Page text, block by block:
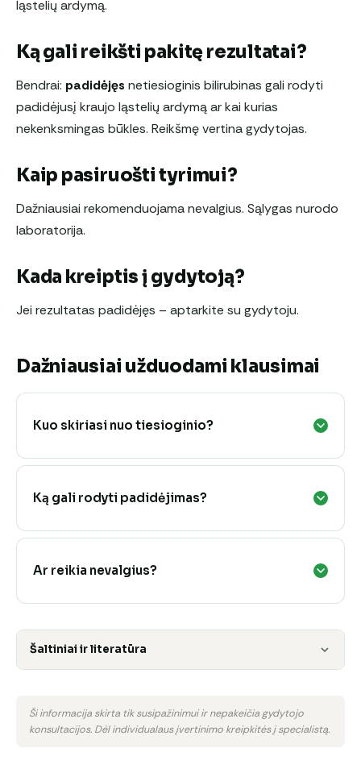
ląstelių ardymą.
Ką gali reikšti pakitę rezultatai?
Bendrai: padidėjęs netiesioginis bilirubinas gali rodyti
padidėjusį kraujo ląstelių ardymą ar kai kurias
nekenksmingas būkles. Reikšmę vertina gydytojas.
Kaip pasiruošti tyrimui?
Dažniausiai rekomenduojama nevalgius. Sąlygas nurodo
laboratorija.
Kada kreiptis į gydytoją?
Jei rezultatas padidėjęs – aptarkite su gydytoju.
Dažniausiai užduodami klausimai
Kuo skiriasi nuo tiesioginio?
Ką gali rodyti padidėjimas?
Ar reikia nevalgius?
Šaltiniai ir literatūra
Ši informacija skirta tik susipažinimui ir nepakeičia gydytojo
konsultacijos. Dėl individualaus įvertinimo kreipkitės į specialistą.